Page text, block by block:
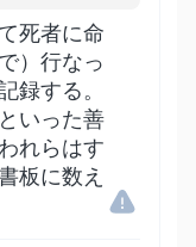
死者に命
）行なっ
録する。
いった善
れらはす
板に数え